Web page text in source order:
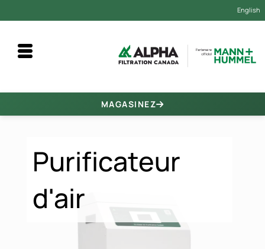
English
MAGASINEZ
Purificateur
d'air